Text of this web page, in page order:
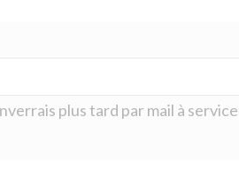
plus tard par mail à